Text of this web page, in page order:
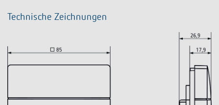
Technische Zeichnungen